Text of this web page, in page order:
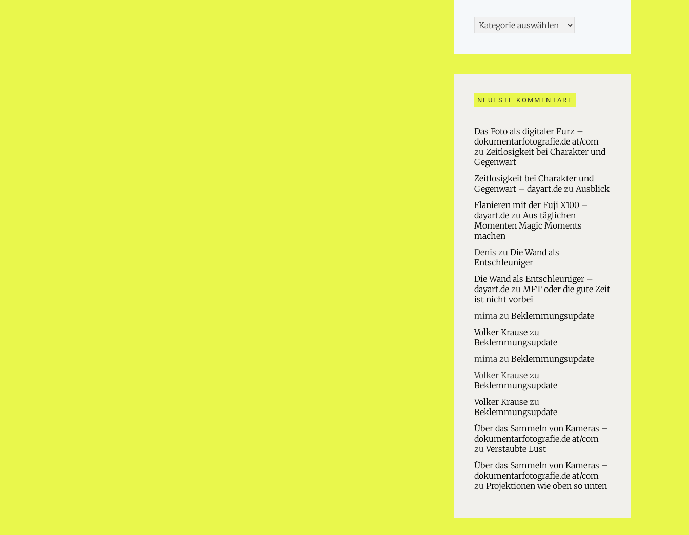
Kategorien
NEUESTE KOMMENTARE
Das Foto als digitaler Furz –
dokumentarfotografie.de at/com
zu Zeitlosigkeit bei Charakter und
Gegenwart
Zeitlosigkeit bei Charakter und
Gegenwart – dayart.dezu Ausblick
Flanieren mit der Fuji X100 –
dayart.dezu Aus täglichen
Momenten Magic Moments
machen
Denis zu Die Wand als
Entschleuniger
Die Wand als Entschleuniger –
dayart.dezu MFT oder die gute Zeit
ist nicht vorbei
mimazu Beklemmungsupdate
Volker Krausezu
Beklemmungsupdate
mimazu Beklemmungsupdate
Volker Krausezu
Beklemmungsupdate
Volker Krausezu
Beklemmungsupdate
Über das Sammeln von Kameras –
dokumentarfotografie.de at/com
zuVerstaubte Lust
Über das Sammeln von Kameras –
dokumentarfotografie.de at/com
zu Projektionen wie oben so unten